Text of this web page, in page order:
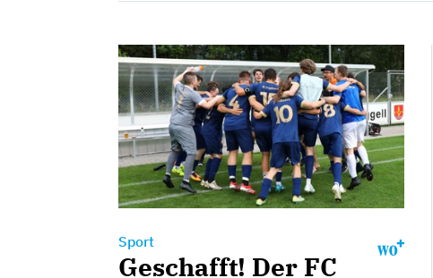
Sport
Geschafft! Der FC